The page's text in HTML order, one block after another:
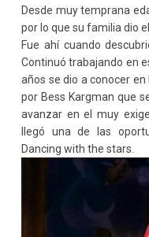
Desde muy temprana
por lo que su familia dio
Fue ahí cuando
Continuó trabajando en
años se dio a conocer
por Bess Kargman que
avanzar en el muy
llegó una de las
Dancing with the stars.